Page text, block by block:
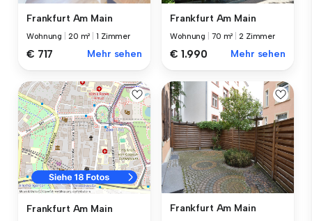
Frankfurt Am Main
Wohnung 20 m² |1 Zimmer
€ 717 Mehr sehen
Frankfurt Am Main
Wohnung 70 m² 2 Zimmer
€ 1.990 Mehr sehen
Frankfurt Am Main Frankfurt Am Main